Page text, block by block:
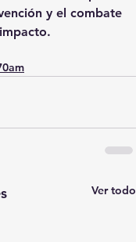
y el combate
Ver todo